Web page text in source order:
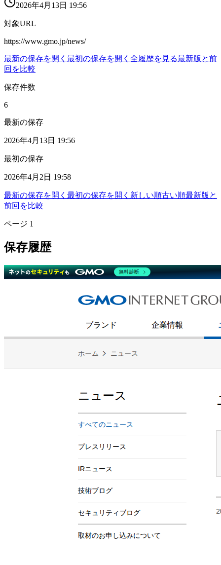
2026年4月13日 19:56
対象URL
https://www.gmo.jp/news/
最新の保存を開く 最初の保存を開く 全履歴を見る最新版と前
回を比較
保存件数
6
最新の保存
2026年4月13日 19:56
最初の保存
2026年4月2日 19:58
最新の保存を開く 最初の保存を開く 新しい順古い順最新版と
前回を比較
ページ 1
保存履歴